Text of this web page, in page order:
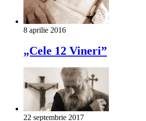
8 aprilie 2016
„Cele 12 Vineri”
22 septembrie 2017